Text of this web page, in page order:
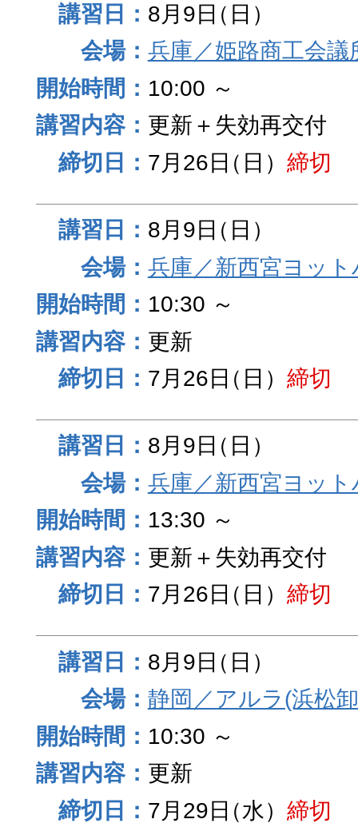
8月9日（日）
兵庫／姫路商工会議
10:00 ～
更新＋失効再交付
7月26日（日） 締切
8月9日（日）
兵庫／新西宮ヨッ
10:30 ～
更新
7月26日（日） 締切
8月9日（日）
兵庫／新西宮ヨッ
13:30 ～
更新＋失効再交付
7月26日（日） 締切
8月9日（日）
静岡／アルラ(浜松
10:30 ～
更新
7月29日（水） 締切